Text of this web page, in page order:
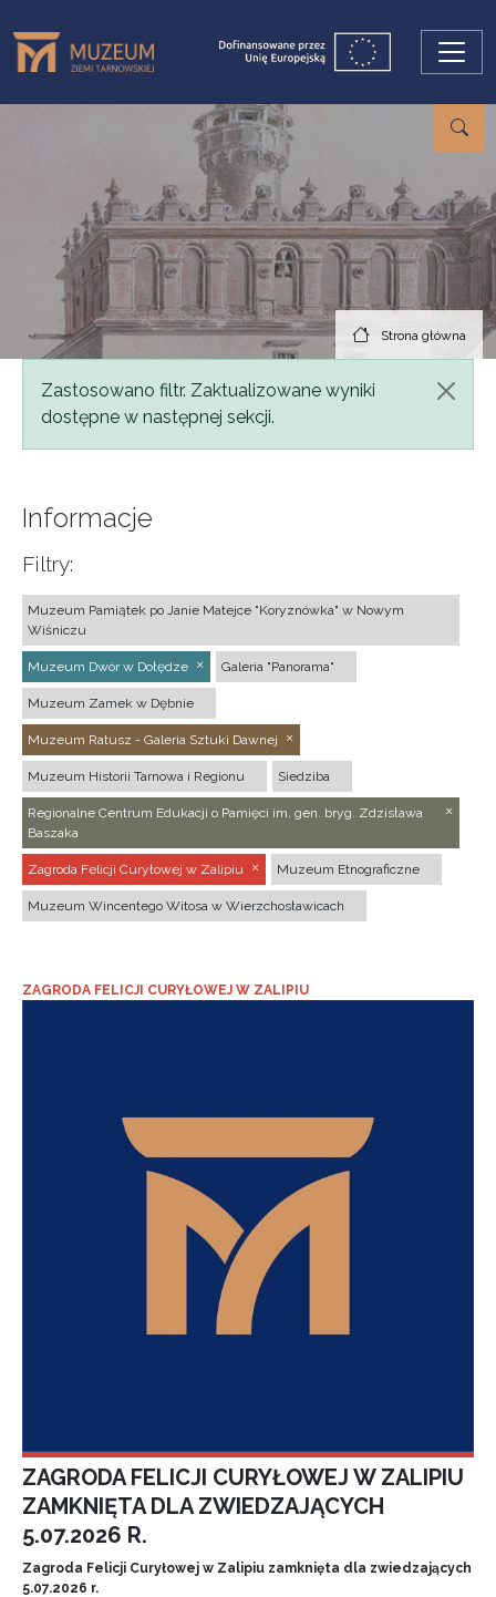
Strona główna
Komunikat
Zastosowano filtr. Zaktualizowane wyniki
dostępne w następnej sekcji.
Informacje
Filtry:
Muzeum Pamiątek po Janie Matejce "Koryznówka" w Nowym
Wiśniczu
Muzeum Dwór w Dołędze Galeria "Panorama"
Muzeum Zamek w Dębnie
Muzeum Ratusz - Galeria Sztuki Dawnej
Muzeum Historii Tarnowa i Regionu Siedziba
Regionalne Centrum Edukacji o Pamięci im. gen. bryg. Zdzisława
Baszaka
Zagroda Felicji Curyłowej w Zalipiu Muzeum Etnograficzne
Muzeum Wincentego Witosa w Wierzchosławicach
ZAGRODA FELICJI CURYŁOWEJ W ZALIPIU
ZAGRODA FELICJI CURYŁOWEJ W ZALIPIU
ZAMKNIĘTA DLA ZWIEDZAJĄCYCH
5.07.2026 R.
Zagroda Felicji Curyłowej w Zalipiu zamknięta dla zwiedzających
5.07.2026 r.